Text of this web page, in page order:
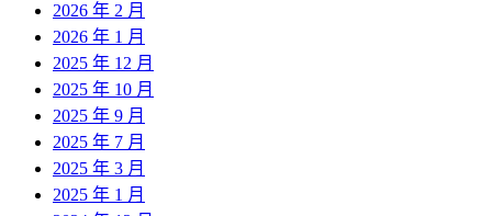
2026 年 2 月
2026 年 1 月
2025 年 12 月
2025 年 10 月
2025 年 9 月
2025 年 7 月
2025 年 3 月
2025 年 1 月